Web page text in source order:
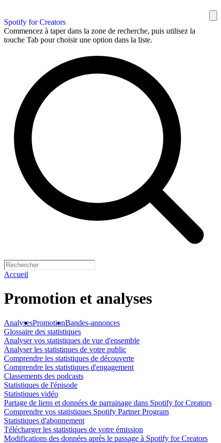
Spotify for Creators
Commencez à taper dans la zone de recherche, puis utilisez la
touche Tab pour choisir une option dans la liste.
Accueil
Promotion et analyses
AnalysesPromotionBandes-annonces
Glossaire des statistiques
Analyser vos statistiques de vue d'ensemble
Analyser les statistiques de votre public
Comprendre les statistiques de découverte
Comprendre les statistiques d'engagement
Classements des podcasts
Statistiques de l'épisode
Statistiques vidéo
Partage de liens et données de parrainage dans Spotify for Creators
Comprendre vos statistiques Spotify Partner Program
Statistiques d'abonnement
Télécharger les statistiques de votre émission
Modifications des données après le passage à Spotify for Creators